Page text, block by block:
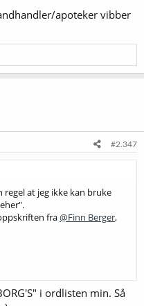
apoteker vibber
#2.347
at jeg ikke kan bruke
fra@Finn Berger,
i ordlisten min. Så